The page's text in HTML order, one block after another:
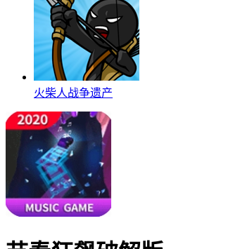
火柴人战争遗产